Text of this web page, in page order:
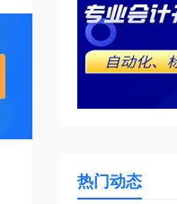
热门动态